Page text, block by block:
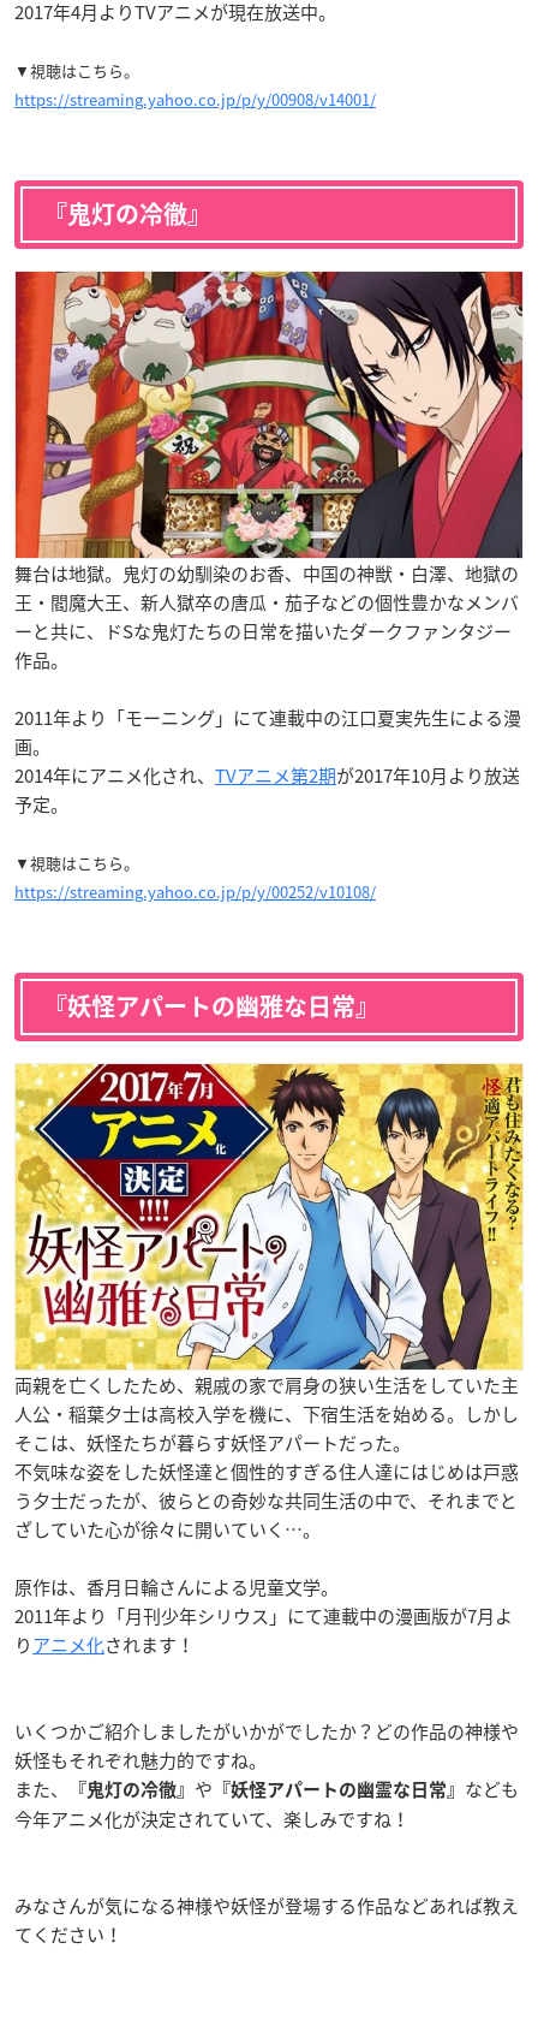
2017年4月よりTVアニメが現在放送中。
▼視聴はこちら。
https://streaming.yahoo.co.jp/p/y/00908/v14001/
『鬼灯の冷徹』
舞台は地獄。鬼灯の幼馴染のお香、中国の神獣・白澤、地獄の
王・閻魔大王、新人獄卒の唐瓜・茄子などの個性豊かなメンバ
ーと共に、ドSな鬼灯たちの日常を描いたダークファンタジー
作品。
2011年より「モーニング」にて連載中の江口夏実先生による漫
画。
2014年にアニメ化され、 TVアニメ第2期が2017年10月より放送
予定。
▼視聴はこちら。
https://streaming.yahoo.co.jp/p/y/00252/v10108/
『妖怪アパートの幽雅な日常』
両親を亡くしたため、 親戚の家で肩身の狭い生活をしていた主
人公・稲葉夕士は高校入学を機に、下宿生活を始める。しかし
そこは、妖怪たちが暮らす妖怪アパートだった。
不気味な姿をした妖怪達と個性的すぎる住人達にはじめは戸惑
う夕士だったが、彼らとの奇妙な共同生活の中で、それまでと
ざしていた心が徐々に開いていく…。
原作は、香月日輪さんによる児童文学。
2011年より「月刊少年シリウス」にて連載中の漫画版が7月よ
りアニメ化されます！
いくつかご紹介しましたがいかがでしたか？どの作品の神様や
妖怪もそれぞれ魅力的ですね。
また、
『鬼灯の冷徹』 や 『妖怪アパートの幽霊な日常』 なども
今年アニメ化が決定されていて、楽しみですね！
みなさんが気になる神様や妖怪が登場する作品などあれば教え
てください！